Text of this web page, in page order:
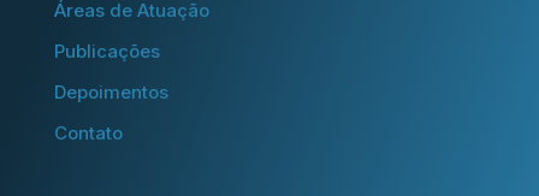
Áreas de Atuação
Publicações
Depoimentos
Contato